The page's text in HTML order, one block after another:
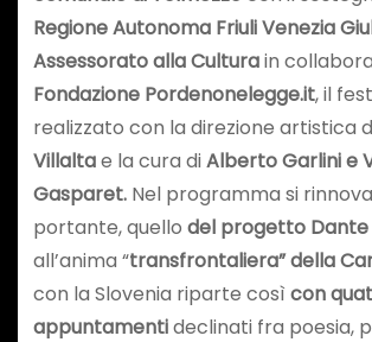
Regione Autonoma Friuli Venezia
Assessorato alla Culturain
Fondazione Pordenonelegge.it, il
realizzato con la direzione artistica
Villaltae la cura diAlberto Garlini e
Gasparet. Nel programma si
portante, quello del progetto Dante
all’anima “transfrontaliera” della
con la Slovenia riparte così con
appuntamentideclinati fra poesia,